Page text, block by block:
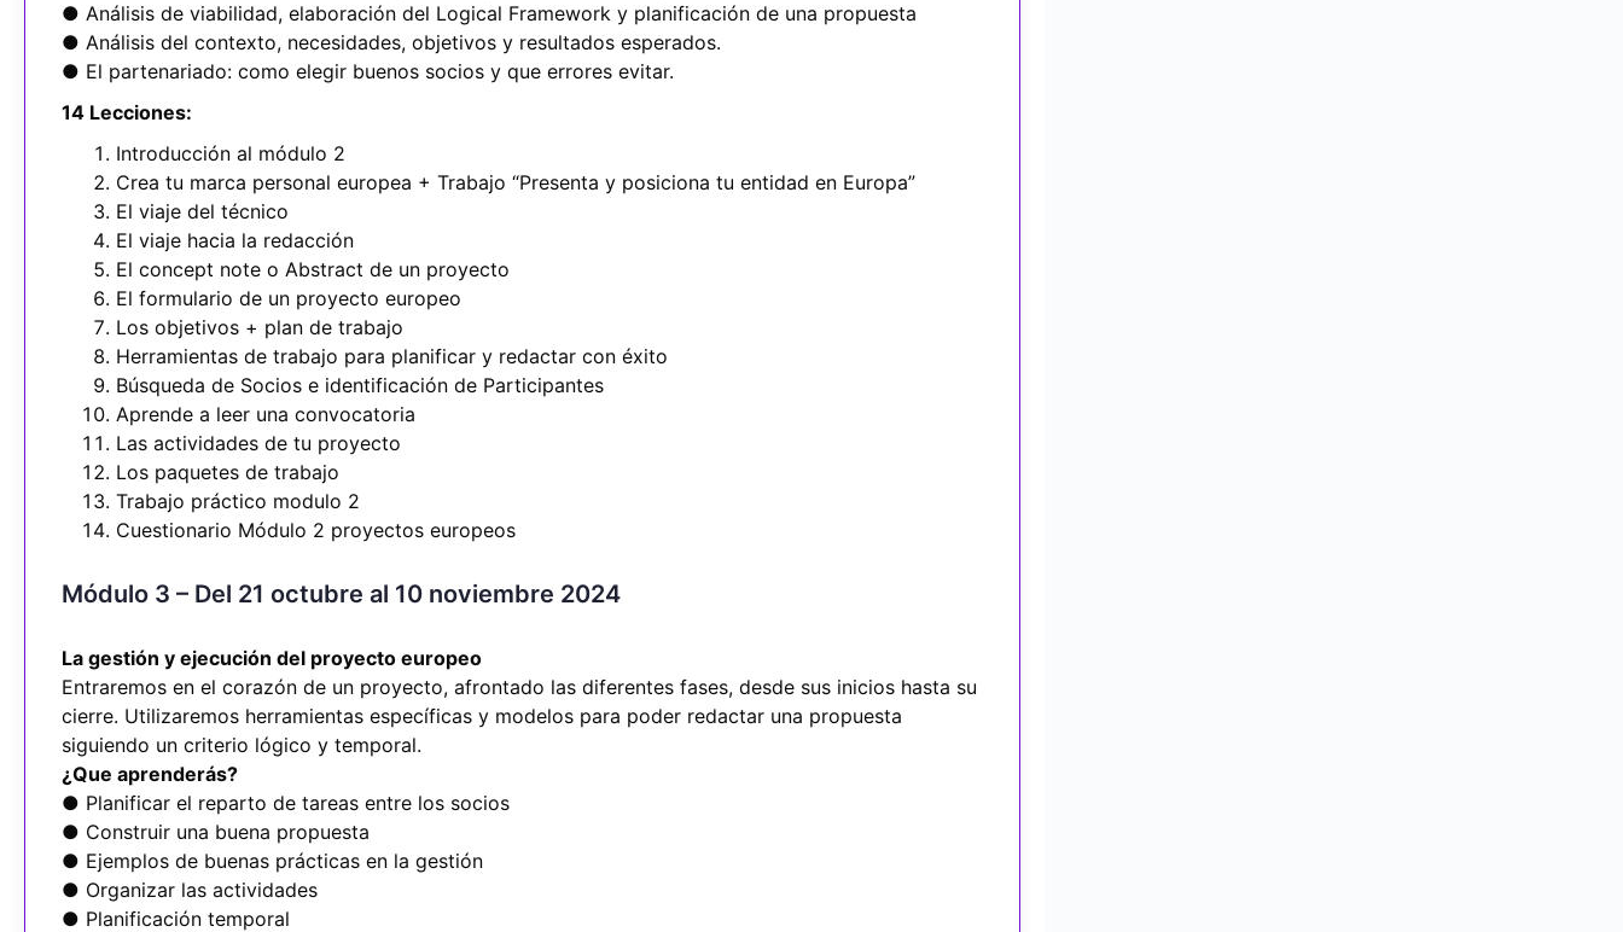
● Análisis de viabilidad, elaboración del Logical Framework y planificación de una propuesta
● Análisis del contexto, necesidades, objetivos y resultados esperados.
● El partenariado: como elegir buenos socios y que errores evitar.
14 Lecciones:
Introducción al módulo 2
Crea tu marca personal europea + Trabajo “Presenta y posiciona tu entidad en Europa”
El viaje del técnico
El viaje hacia la redacción
El concept note o Abstract de un proyecto
El formulario de un proyecto europeo
Los objetivos + plan de trabajo
Herramientas de trabajo para planificar y redactar con éxito
Búsqueda de Socios e identificación de Participantes
Aprende a leer una convocatoria
Las actividades de tu proyecto
Los paquetes de trabajo
Trabajo práctico modulo 2
Cuestionario Módulo 2 proyectos europeos
Módulo 3 – Del 21 octubre al 10 noviembre 2024
La gestión y ejecución del proyecto europeo
Entraremos en el corazón de un proyecto, afrontado las diferentes fases, desde sus inicios hasta su
cierre. Utilizaremos herramientas específicas y modelos para poder redactar una propuesta
siguiendo un criterio lógico y temporal.
¿Que aprenderás?
● Planificar el reparto de tareas entre los socios
● Construir una buena propuesta
● Ejemplos de buenas prácticas en la gestión
● Organizar las actividades
● Planificación temporal